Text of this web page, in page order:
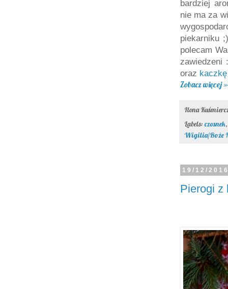
bardziej
nie ma za
piekarniku
polecam
zawiedzeni
oraz
Zobacz więcej »
Ilona
Labels:czosnek
Wigilia/Boże
19/12/
Pierogi z